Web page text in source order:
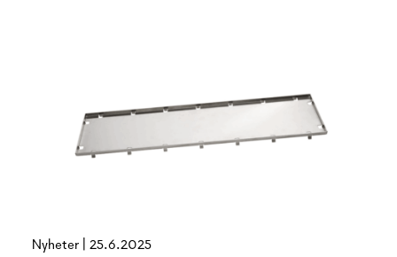
Nyheter 25.6.2025